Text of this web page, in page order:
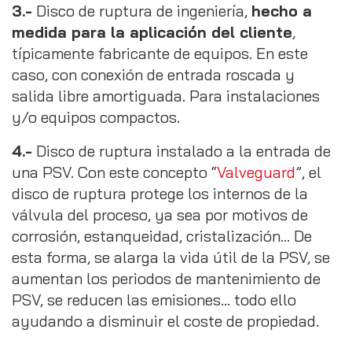
3.- Disco de ruptura de ingeniería, hecho a
medida para la aplicación del cliente,
típicamente fabricante de equipos. En este
caso, con conexión de entrada roscada y
salida libre amortiguada. Para instalaciones
y/o equipos compactos.
4.- Disco de ruptura instalado a la entrada de
una PSV. Con este concepto “Valveguard”, el
disco de ruptura protege los internos de la
válvula del proceso, ya sea por motivos de
corrosión, estanqueidad, cristalización… De
esta forma, se alarga la vida útil de la PSV, se
aumentan los periodos de mantenimiento de
PSV, se reducen las emisiones… todo ello
ayudando a disminuir el coste de propiedad.